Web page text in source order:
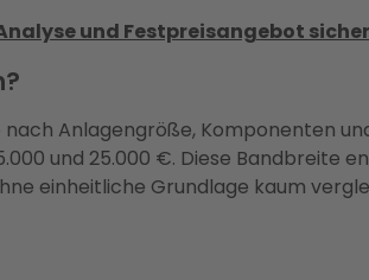
und Festpreisangebot
Anlagengröße, Komponenten
und 25.000 €. Diese
einheitliche Grundlage kaum